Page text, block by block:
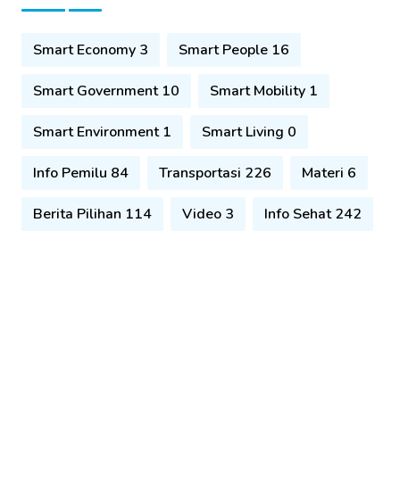
Smart Economy 3 Smart People 16
Smart Government 10 Smart Mobility 1
Smart Environment 1 Smart Living 0
Info Pemilu 84 Transportasi 226 Materi 6
Berita Pilihan 114 Video 3 Info Sehat 242